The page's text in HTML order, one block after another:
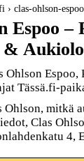
clas-ohlson-
Espoo –
&
Ohlson
Tässä.fi-
Ohlson, mitkä
Clas
4,